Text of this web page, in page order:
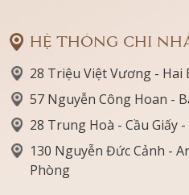
HỆ THỐNG CHI
28 Triệu Việt Vương - Hai
57 Nguyễn Công Hoan -
28 Trung Hoà - Cầu Giấy
130 Nguyễn Đức Cảnh -
Phòng